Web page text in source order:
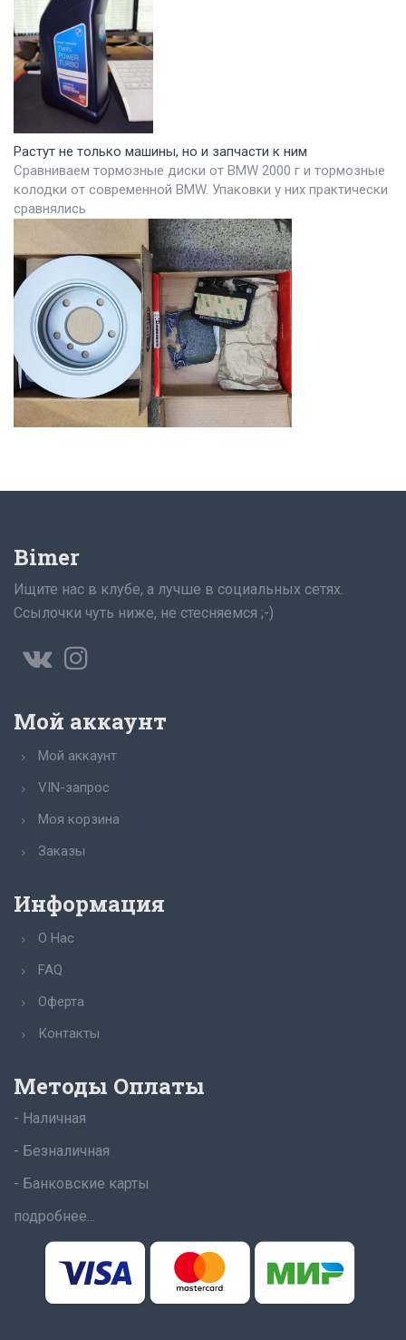
Растут не только машины, но и запчасти к ним
Сравниваем тормозные диски от BMW 2000 г и тормозные
колодки от современной BMW. Упаковки у них практически
сравнялись
Bimer
Ищите нас в клубе, а лучше в социальных сетях.
Ссылочки чуть ниже, не стесняемся ;-)
Мой аккаунт
Мой аккаунт
VIN-запрос
Моя корзина
Заказы
Информация
О Нас
FAQ
Оферта
Контакты
Методы Оплаты
- Наличная
- Безналичная
- Банковские карты
подробнее...